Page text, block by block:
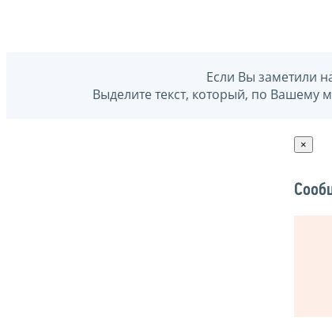
Если Вы заметили
Выделите текст, который, по
×